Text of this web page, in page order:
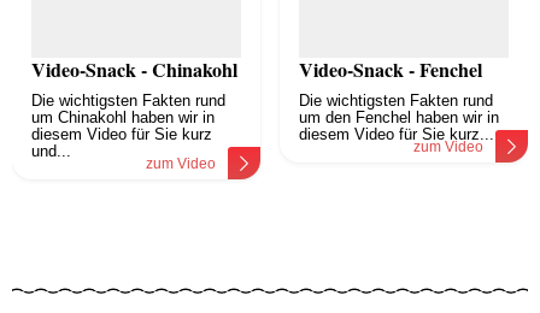
Video-Snack - Chinakohl
Die wichtigsten Fakten rund
um Chinakohl haben wir in
diesem Video für Sie kurz
und...
zum Video
Video-Snack - Fenchel
Die wichtigsten Fakten rund
um den Fenchel haben wir in
diesem Video für Sie kurz...
zum Video